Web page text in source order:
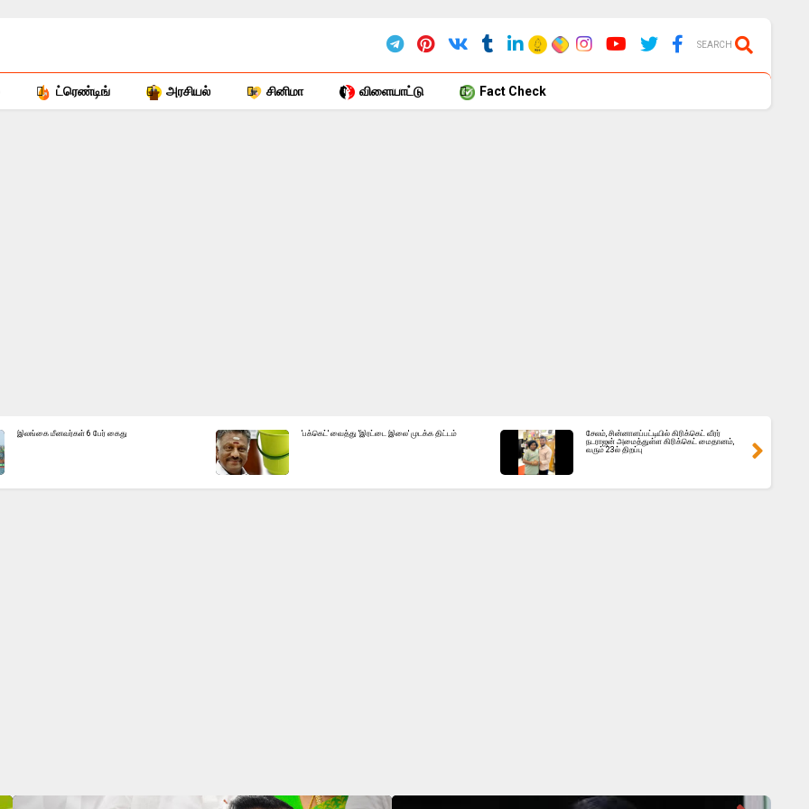
SEARCH
ட்ரெண்டிங் அரசியல் சினிமா விளையாட்டு Fact Check
இலங்கை மீனவர்கள் 6 பேர் கைது 'பக்கெட்' வைத்து 'இரட்டை இலை' முடக்க திட்டம்
சேலம், சின்னாளப்பட்டியில் கிரிக்கெட் வீரர்
நடராஜன் அமைத்துள்ள கிரிக்கெட் மைதானம்,
வரும் 23ல் திறப்பு